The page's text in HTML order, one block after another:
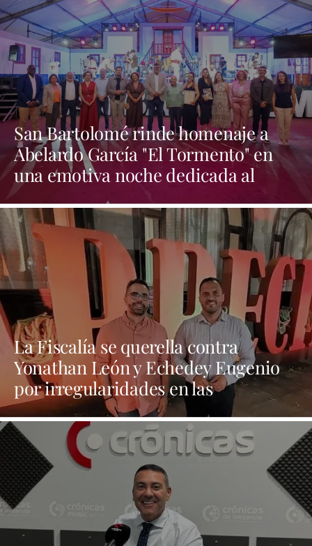
San Bartolomé rinde homenaje a
Abelardo García "El Tormento" en
una emotiva noche dedicada al
folclore canario
La Fiscalía se querella contra
Yonathan León y Echedey Eugenio
por irregularidades en las
contrataciones de las fiestas